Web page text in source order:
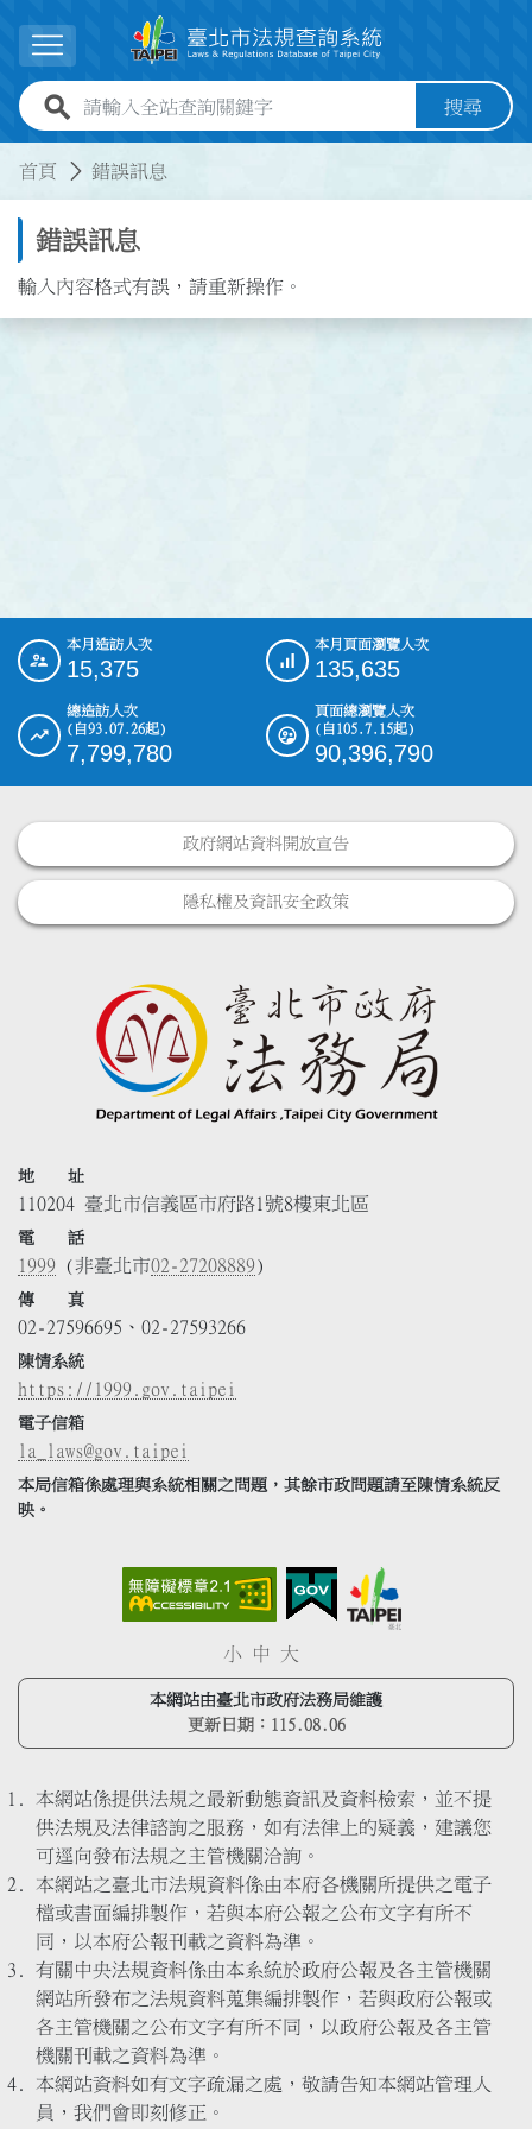
展開選單
全站查詢關鍵字欄位 搜尋
首頁 錯誤訊息
錯誤訊息
輸入內容格式有誤，請重新操作。
::: 本月造訪人次
15,375
本月頁面瀏覽人次
135,635
總造訪人次
(自93.07.26起)
7,799,780
頁面總瀏覽人次
(自105.7.15起)
90,396,790
政府網站資料開放宣告
隱私權及資訊安全政策
地 址
110204 臺北市信義區市府路1號8樓東北區
電 話
1999 (非臺北市02-27208889)
傳 真
02-27596695、02-27593266
陳情系統
https://1999.gov.taipei
電子信箱
la_laws@gov.taipei
本局信箱係處理與系統相關之問題，其餘市政問題請至陳情系統反
映。
小 中 大
本網站由臺北市政府法務局維護
更新日期： 115.08.06
本網站係提供法規之最新動態資訊及資料檢索，並不提
供法規及法律諮詢之服務，如有法律上的疑義，建議您
可逕向發布法規之主管機關洽詢。
本網站之臺北市法規資料係由本府各機關所提供之電子
檔或書面編排製作，若與本府公報之公布文字有所不
同，以本府公報刊載之資料為準。
有關中央法規資料係由本系統於政府公報及各主管機關
網站所發布之法規資料蒐集編排製作，若與政府公報或
各主管機關之公布文字有所不同，以政府公報及各主管
機關刊載之資料為準。
本網站資料如有文字疏漏之處，敬請告知本網站管理人
員，我們會即刻修正。